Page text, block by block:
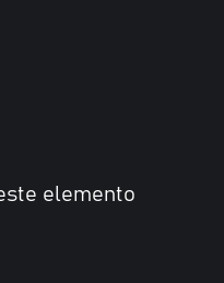
elemento